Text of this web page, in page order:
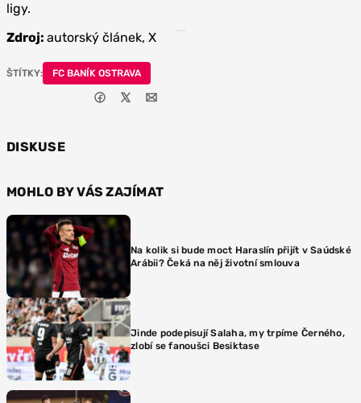
ligy.
Zdroj: autorský článek, X
ŠTÍTKY: FC BANÍK OSTRAVA
DISKUSE
MOHLO BY VÁS ZAJÍMAT
Na kolik si bude moct Haraslín přijít v Saúdské
Arábii? Čeká na něj životní smlouva
Jinde podepisují Salaha, my trpíme Černého,
zlobí se fanoušci Besiktase